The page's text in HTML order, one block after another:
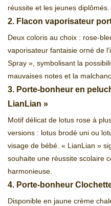
réussite et les jeunes diplômés.
2. Flacon vaporisateur
Deux coloris au choix : rose-
vaporisateur fantaisie orné de
Spray », symbolisant la
mauvaises notes et la
3. Porte-bonheur en
LianLian »
Motif délicat de lotus rose à
versions : lotus brodé uni ou
visage de bébé. « LianLian »
souhaite une réussite scolaire
harmonieuse.
4. Porte-bonheur
Disponible en jaune crème